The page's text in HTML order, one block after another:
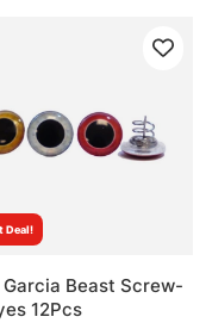
Deal!
Beast Screw-
12Pcs